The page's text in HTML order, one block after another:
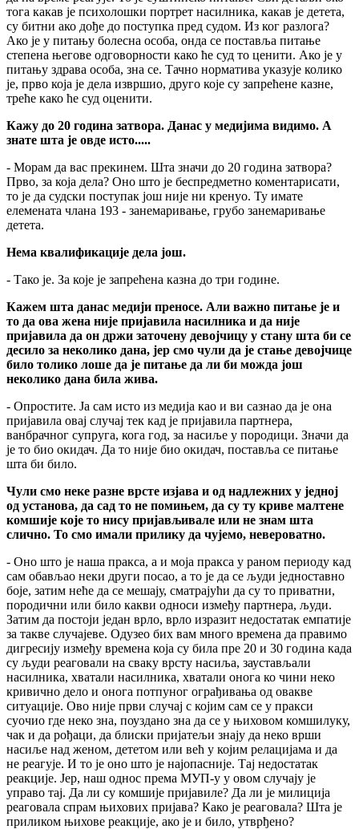
тога какав је психолошки портрет насилника, какав је детета,
су битни ако дође до поступка пред судом. Из ког разлога?
Ако је у питању болесна особа, онда се поставља питање
степена његове одговорности како ће суд то ценити. Ако је у
питању здрава особа, зна се. Тачно норматива указује колико
је, прво која је дела извршио, друго које су запрећене казне,
треће како ће суд оценити.
Кажу до 20 година затвора. Данас у медијима видимо. А
знате шта је овде исто.....
- Морам да вас прекинем. Шта значи до 20 година затвора?
Прво, за која дела? Оно што је беспредметно коментарисати,
то је да судски поступак још није ни кренуо. Ту имате
елемената члана 193 - занемаривање, грубо занемаривање
детета.
Нема квалификације дела још.
- Тако је. За које је запрећена казна до три године.
Кажем шта данас медији преносе. Али важно питање је и
то да ова жена није пријавила насилника и да није
пријавила да он држи заточену девојчицу у стану шта би се
десило за неколико дана, јер смо чули да је стање девојчице
било толико лоше да је питање да ли би можда још
неколико дана била жива.
- Опростите. Ја сам исто из медија као и ви сазнао да је она
пријавила овај случај тек кад је пријавила партнера,
ванбрачног супруга, кога год, за насиље у породици. Значи да
је то био окидач. Да то није био окидач, поставља се питање
шта би било.
Чули смо неке разне врсте изјава и од надлежних у једној
од установа, да сад то не помињем, да су ту криве малтене
комшије које то нису пријављивале или не знам шта
слично. То смо имали прилику да чујемо, невероватно.
- Оно што је наша пракса, а и моја пракса у раном периоду кад
сам обављао неки други посао, а то је да се људи једноставно
боје, затим неће да се мешају, сматрајући да су то приватни,
породични или било какви односи између партнера, људи.
Затим да постоји један врло, врло изразит недостатак емпатије
за такве случајеве. Одузео бих вам много времена да правимо
дигресију између времена која су била пре 20 и 30 година када
су људи реаговали на сваку врсту насиља, заустављали
насилника, хватали насилника, хватали онога ко чини неко
кривично дело и онога потпуног ограђивања од овакве
ситуације. Ово није први случај с којим сам се у пракси
суочио где неко зна, поуздано зна да се у њиховом комшилуку,
чак и да рођаци, да блиски пријатељи знају да неко врши
насиље над женом, дететом или већ у којим релацијама и да
не реагује. И то је оно што је најопасније. Тај недостатак
реакције. Јер, наш однос према МУП-у у овом случају је
управо тај. Да ли су комшије пријавиле? Да ли је милиција
реаговала спрам њихових пријава? Како је реаговала? Шта је
приликом њихове реакције, ако је и било, утврђено?